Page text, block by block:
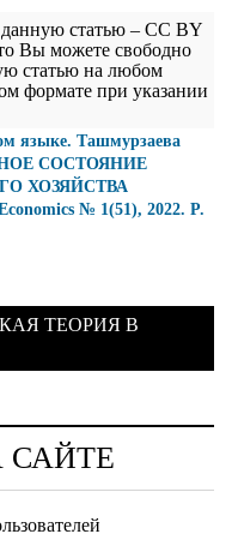
статью – CC BY
Вы можете свободно
статью на любом
формате при указании
языке. Ташмурзаева
СОСТОЯНИЕ
ХОЗЯЙСТВА
№ 1(51), 2022. P.
ТЕОРИЯ В
САЙТЕ